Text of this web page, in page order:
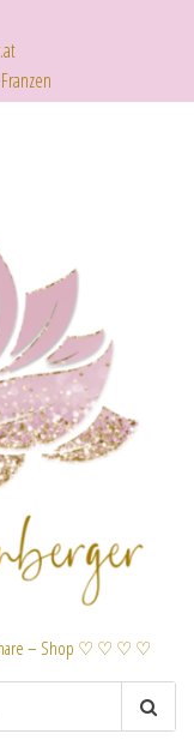
– Shop ♡ ♡ ♡ ♡